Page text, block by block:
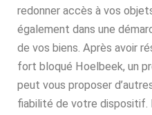
redonner accès à vos
également dans une
de vos biens. Après avoir
fort bloqué Hoelbeek, un
peut vous proposer
fiabilité de votre dispositif.